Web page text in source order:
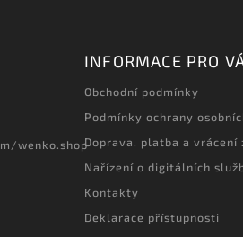
wenko.shop
INFORMACE PRO
Obchodní podmínky
Podmínky ochrany
Doprava, platba a vrácení
Nařízení o digitálních
Kontakty
Deklarace přístupnosti